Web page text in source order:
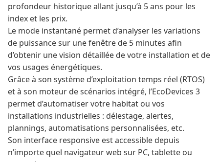
profondeur historique allant jusqu’à 5 ans pour les
index et les prix.
Le mode instantané permet d’analyser les variations
de puissance sur une fenêtre de 5 minutes afin
d’obtenir une vision détaillée de votre installation et de
vos usages énergétiques.
Grâce à son système d’exploitation temps réel (RTOS)
et à son moteur de scénarios intégré, l’EcoDevices 3
permet d’automatiser votre habitat ou vos
installations industrielles : délestage, alertes,
plannings, automatisations personnalisées, etc.
Son interface responsive est accessible depuis
n’importe quel navigateur web sur PC, tablette ou